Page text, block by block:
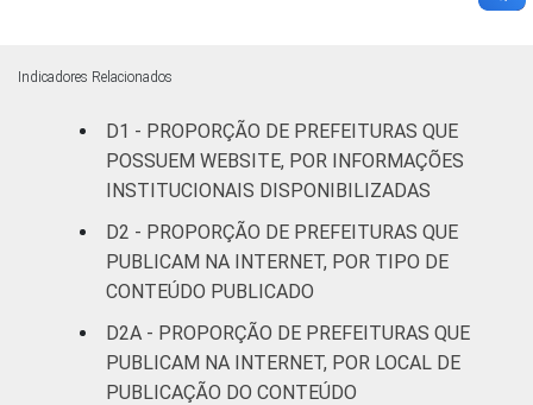
Mais de
500 mil
habitantes
94
¹Base: 4.890 prefeituras que declararam
estimuladas. Dados coletados entre julho e
outubro de 2015.
Indicadores Relacionados
D1 - PROPORÇÃO DE PREFEITURAS QUE
POSSUEM WEBSITE, POR INFORMAÇÕES
INSTITUCIONAIS DISPONIBILIZADAS
D2 - PROPORÇÃO DE PREFEITURAS QUE
PUBLICAM NA INTERNET, POR TIPO DE
CONTEÚDO PUBLICADO
D2A - PROPORÇÃO DE PREFEITURAS QUE
PUBLICAM NA INTERNET, POR LOCAL DE
PUBLICAÇÃO DO CONTEÚDO